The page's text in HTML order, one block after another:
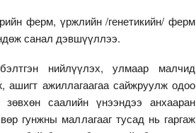
ферм, үржлийн /генетикийн/ ферм
санал дэвшүүллээ.
нийлүүлэх, улмаар малчид
ашигт ажиллагаагаа сайжруулж одоо
саалийн үнээндээ анхааран
гунжны маллагааг тусад нь гаргаж